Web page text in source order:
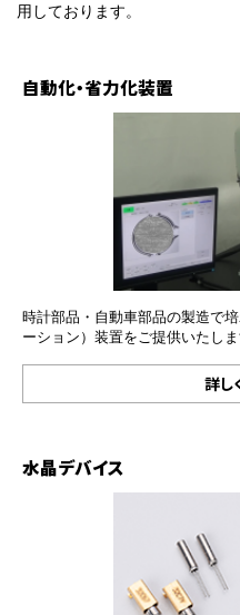
用しております。
自動化・省力化装置
時計部品・自動車部品の製造で
ーション）装置をご提供いたしま
詳し
水晶デバイス